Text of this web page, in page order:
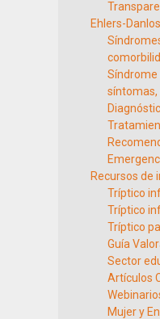
Ehlers-
Síndrome
síntomas,
Recursos de
Tríptico
Tríptico
Tríptico
Guía
Sector
Artículos
Mujer y